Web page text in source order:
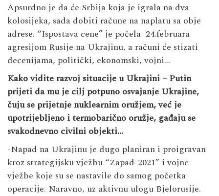
Apsurdno je da će Srbija koja je igrala na dva
kolosijeka, sada dobiti račune na naplatu sa obje
adrese. “Ispostava cene” je počela 24.februara
agresijom Rusije na Ukrajinu, a računi će stizati
decenijama, politički, ekonomski, vojni…
Kako vidite razvoj situacije u Ukrajini – Putin
prijeti da mu je cilj potpuno osvajanje Ukrajine,
čuju se prijetnje nuklearnim oružjem, već je
upotrijebljeno i termobarično oružje, gađaju se
svakodnevno civilni objekti…
-Napad na Ukrajinu je dugo planiran i proigravan
kroz strategijsku vježbu “Zapad-2021” i vojne
vježbe koje su se nastavile do samog početka
operacije. Naravno, uz aktivnu ulogu Bjelorusije.